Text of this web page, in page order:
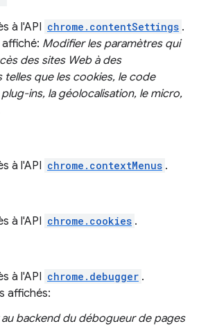
à l'API chrome.contentSettings .
Modifier les paramètres qui
des sites Web à des
telles que les cookies, le code
ins, la géolocalisation, le micro,
à l'API chrome.contextMenus .
à l'API chrome.cookies .
à l'API chrome.debugger .
affichés:
backend du débogueur de pages